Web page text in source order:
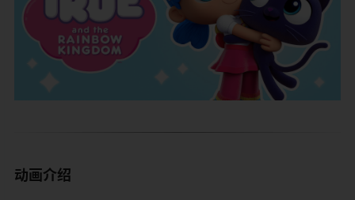
​动画介绍​